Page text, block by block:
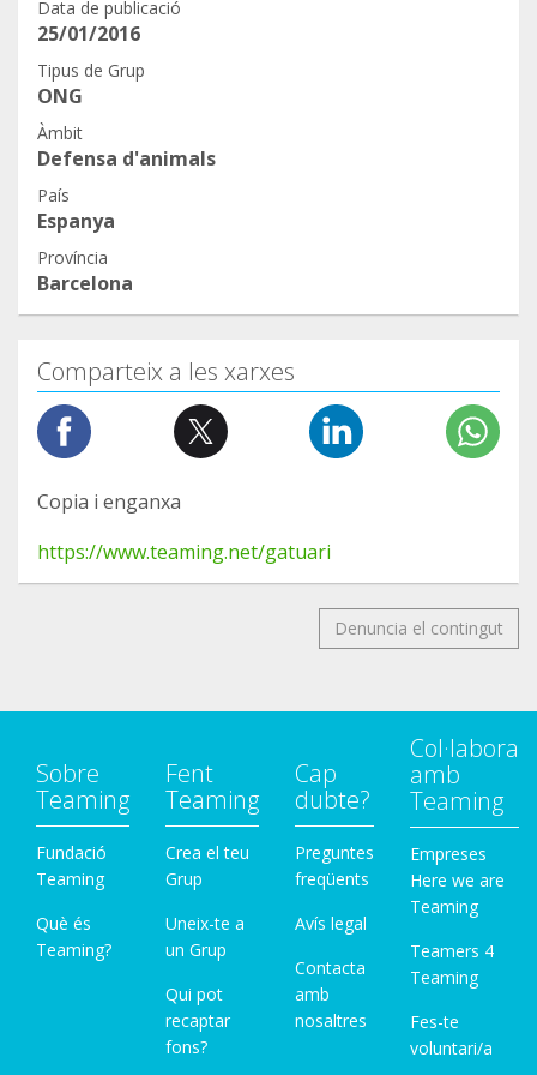
Ven a vernos. ¡Seguro que harás nuevos amigos!
Data de publicació
25/01/2016
Tipus de Grup
ONG
Àmbit
Defensa d'animals
País
Espanya
Província
Barcelona
Comparteix a les xarxes
Copia i enganxa
https://www.teaming.net/gatuari
Denuncia el contingut
Sobre
Teaming
Fundació
Teaming
Què és
Teaming?
Fent
Teaming
Crea el teu
Grup
Uneix-te a
un Grup
Qui pot
recaptar
fons?
Cap
dubte?
Preguntes
freqüents
Avís legal
Contacta
amb
nosaltres
Col·labora
amb
Teaming
Empreses
Here we are
Teaming
Teamers 4
Teaming
Fes-te
voluntari/a